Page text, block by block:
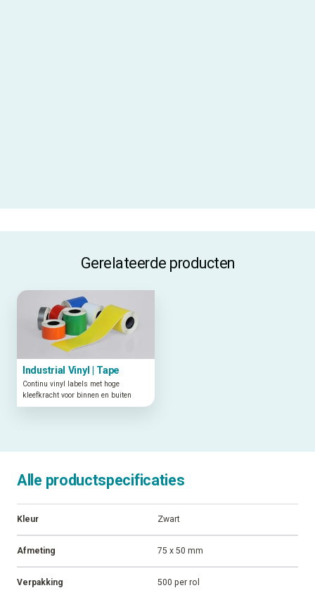
Gerelateerde producten
Industrial Vinyl | Tape
Continu vinyl labels met hoge
kleefkracht voor binnen en buiten
Alle productspecificaties
Kleur Zwart
Afmeting 75 x 50 mm
Verpakking 500 per rol